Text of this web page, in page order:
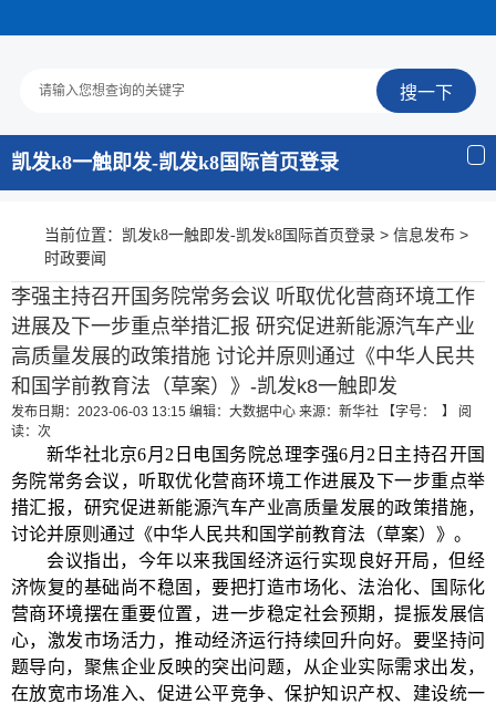
凯发k8一触即发-凯发k8国际首页登录
当前位置： 凯发k8一触即发-凯发k8国际首页登录 > 信息发布 >
时政要闻
李强主持召开国务院常务会议 听取优化营商环境工作
进展及下一步重点举措汇报 研究促进新能源汽车产业
高质量发展的政策措施 讨论并原则通过《中华人民共
和国学前教育法（草案）》-凯发k8一触即发
发布日期：2023-06-03 13:15 编辑：大数据中心 来源：新华社 【字号： 】
阅
读： 次
新华社北京6月 2 日电 国务院总理李强6月 2 日主持召开国
务院常务会议，听取优化营商环境工作进展及下一步重点举
措汇报，研究促进新能源汽车产业高质量发展的政策措施，
讨论并原则通过《中华人民共和国学前教育法（草案）》。
会议指出，今年以来我国经济运行实现良好开局，但经
济恢复的基础尚不稳固，要把打造市场化、法治化、国际化
营商环境摆在重要位置，进一步稳定社会预期，提振发展信
心，激发市场活力，推动经济运行持续回升向好。要坚持问
题导向，聚焦企业反映的突出问题，从企业实际需求出发，
在放宽市场准入、促进公平竞争、保护知识产权、建设统一